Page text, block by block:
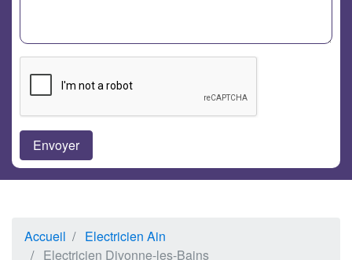
Accueil
Electricien Ain
Electricien Divonne-les-Bains